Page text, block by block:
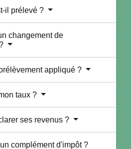
il prélevé ?
changement de
appliqué ?
taux ?
ses revenus ?
complément d'impôt ?